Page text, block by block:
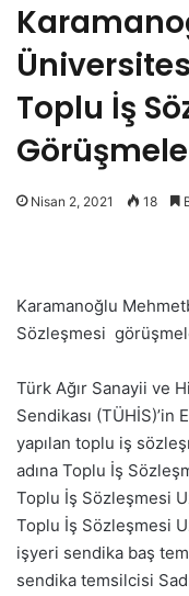
Toplu İş
Nisan 2, 2021 18
Karamanoğlu
Sözleşmesi
Türk Ağır Sanayii ve
Sendikası (TÜHİS)’in
yapılan toplu iş
adına Toplu İş
Toplu İş Sözleşmesi
Toplu İş Sözleşmesi
işyeri sendika baş
sendika temsilcisi